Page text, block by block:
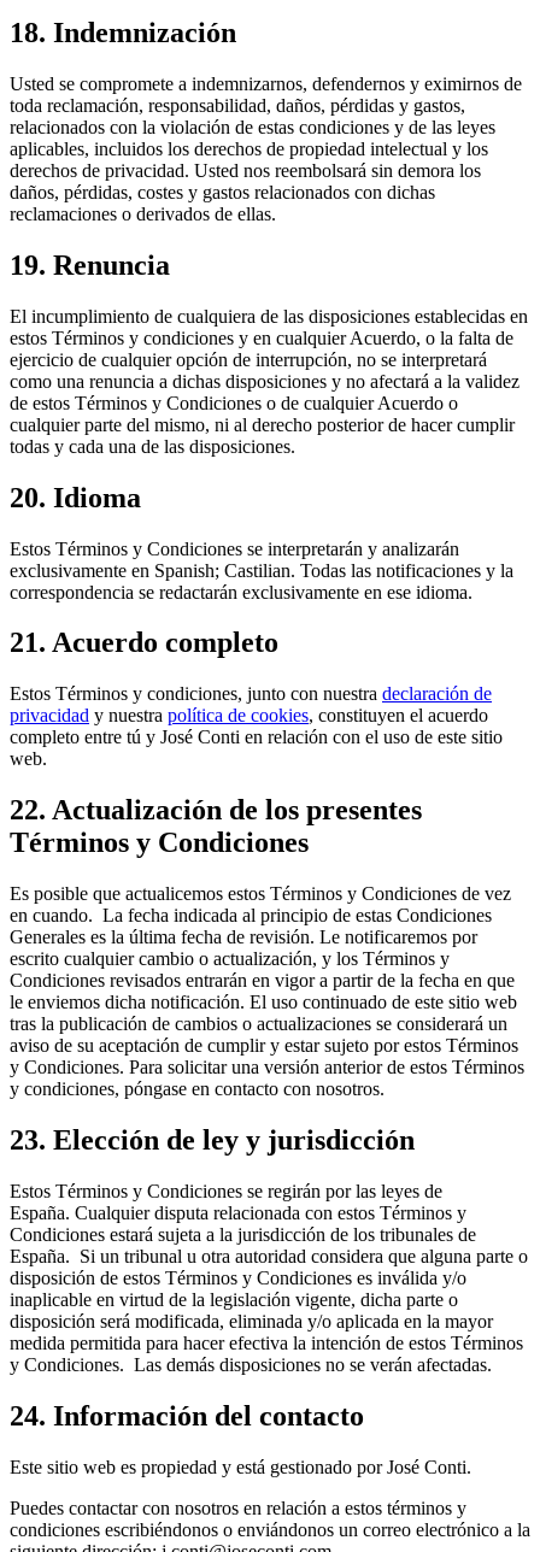
18. Indemnización
Usted se compromete a indemnizarnos, defendernos y eximirnos de
toda reclamación, responsabilidad, daños, pérdidas y gastos,
relacionados con la violación de estas condiciones y de las leyes
aplicables, incluidos los derechos de propiedad intelectual y los
derechos de privacidad. Usted nos reembolsará sin demora los
daños, pérdidas, costes y gastos relacionados con dichas
reclamaciones o derivados de ellas.
19. Renuncia
El incumplimiento de cualquiera de las disposiciones establecidas en
estos Términos y condiciones y en cualquier Acuerdo, o la falta de
ejercicio de cualquier opción de interrupción, no se interpretará
como una renuncia a dichas disposiciones y no afectará a la validez
de estos Términos y Condiciones o de cualquier Acuerdo o
cualquier parte del mismo, ni al derecho posterior de hacer cumplir
todas y cada una de las disposiciones.
20. Idioma
Estos Términos y Condiciones se interpretarán y analizarán
exclusivamente en Spanish; Castilian. Todas las notificaciones y la
correspondencia se redactarán exclusivamente en ese idioma.
21. Acuerdo completo
Estos Términos y condiciones, junto con nuestra declaración de
privacidad y nuestra política de cookies, constituyen el acuerdo
completo entre tú y José Conti en relación con el uso de este sitio
web.
22. Actualización de los presentes
Términos y Condiciones
Es posible que actualicemos estos Términos y Condiciones de vez
en cuando. La fecha indicada al principio de estas Condiciones
Generales es la última fecha de revisión. Le notificaremos por
escrito cualquier cambio o actualización, y los Términos y
Condiciones revisados entrarán en vigor a partir de la fecha en que
le enviemos dicha notificación. El uso continuado de este sitio web
tras la publicación de cambios o actualizaciones se considerará un
aviso de su aceptación de cumplir y estar sujeto por estos Términos
y Condiciones. Para solicitar una versión anterior de estos Términos
y condiciones, póngase en contacto con nosotros.
23. Elección de ley y jurisdicción
Estos Términos y Condiciones se regirán por las leyes de
España. Cualquier disputa relacionada con estos Términos y
Condiciones estará sujeta a la jurisdicción de los tribunales de
España. Si un tribunal u otra autoridad considera que alguna parte o
disposición de estos Términos y Condiciones es inválida y/o
inaplicable en virtud de la legislación vigente, dicha parte o
disposición será modificada, eliminada y/o aplicada en la mayor
medida permitida para hacer efectiva la intención de estos Términos
y Condiciones. Las demás disposiciones no se verán afectadas.
24. Información del contacto
Este sitio web es propiedad y está gestionado por José Conti.
Puedes contactar con nosotros en relación a estos términos y
condiciones escribiéndonos o enviándonos un correo electrónico a la